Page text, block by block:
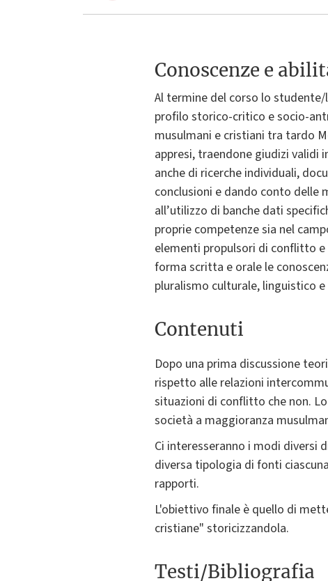
Conoscenze e
Al termine del corso lo
profilo storico-critico e socio-
musulmani e cristiani tra tardo
appresi, traendone giudizi validi
anche di ricerche individuali,
conclusioni e dando conto delle
all’utilizzo di banche dati
proprie competenze sia nel
elementi propulsori di conflitto
forma scritta e orale le
pluralismo culturale, linguistico
Contenuti
Dopo una prima discussione
rispetto alle relazioni
situazioni di conflitto che non.
società a maggioranza
Ci interesseranno i modi diversi
diversa tipologia di fonti
rapporti.
L'obiettivo finale è quello di
cristiane" storicizzandola.
Testi/Bibliografia